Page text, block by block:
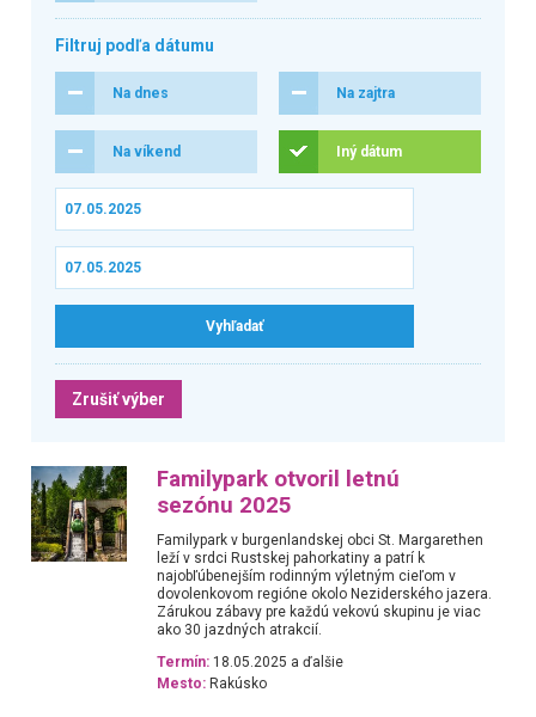
Filtruj podľa dátumu
Na dnes Na zajtra
Na víkend Iný dátum
Zrušiť výber
Familypark otvoril letnú
sezónu 2025
Familypark v burgenlandskej obci St. Margarethen
leží v srdci Rustskej pahorkatiny a patrí k
najobľúbenejším rodinným výletným cieľom v
dovolenkovom regióne okolo Neziderského jazera.
Zárukou zábavy pre každú vekovú skupinu je viac
ako 30 jazdných atrakcií.
Termín: 18.05.2025 a ďalšie
Mesto: Rakúsko